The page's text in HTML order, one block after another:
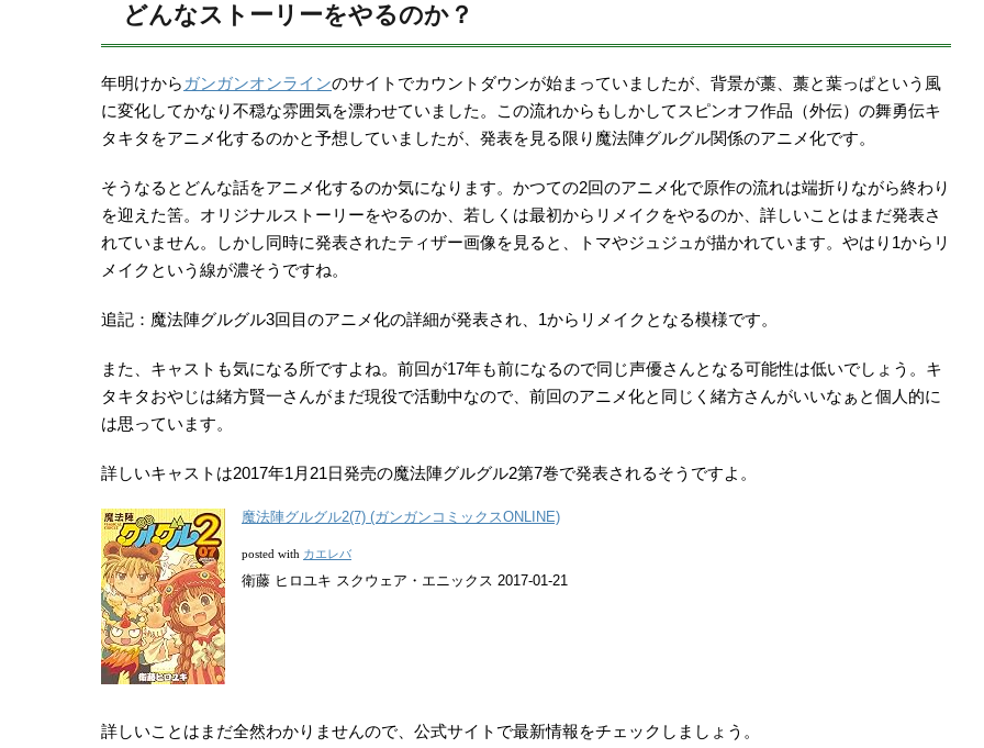
どんなストーリーをやるのか？
年明けから ガンガンオンラインのサイトでカウントダウンが始まっていましたが、背景が藁、藁と葉っぱという風
に変化してかなり不穏な雰囲気を漂わせていました。この流れからもしかしてスピンオフ作品（外伝）の舞勇伝キ
タキタをアニメ化するのかと予想していましたが、発表を見る限り魔法陣グルグル関係のアニメ化です。
そうなるとどんな話をアニメ化するのか気になります。かつての2回のアニメ化で原作の流れは端折りながら終わり
を迎えた筈。オリジナルストーリーをやるのか、若しくは最初からリメイクをやるのか、詳しいことはまだ発表さ
れていません。しかし同時に発表されたティザー画像を見ると、トマやジュジュが描かれています。やはり1からリ
メイクという線が濃そうですね。
追記：魔法陣グルグル3回目のアニメ化の詳細が発表され、1からリメイクとなる模様です。
また、キャストも気になる所ですよね。前回が17年も前になるので同じ声優さんとなる可能性は低いでしょう。キ
タキタおやじは緒方賢一さんがまだ現役で活動中なので、前回のアニメ化と同じく緒方さんがいいなぁと個人的に
は思っています。
詳しいキャストは2017年1月21日発売の魔法陣グルグル2第7巻で発表されるそうですよ。
魔法陣グルグル2(7) (ガンガンコミックスONLINE)
posted with カエレバ
衛藤 ヒロユキ スクウェア・エニックス 2017-01-21
詳しいことはまだ全然わかりませんので、公式サイトで最新情報をチェックしましょう。